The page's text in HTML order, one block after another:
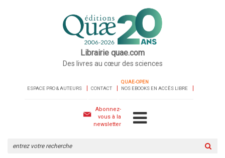
Librairie quae.com
Des livres au cœur des sciences
ESPACE PRO & AUTEURS CONTACT
QUAE-OPEN
NOS EBOOKS EN ACCÈS LIBRE
Abonnez-
vous à la
newsletter